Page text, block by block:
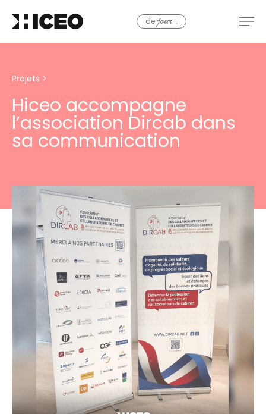
dejour...
Projets >
Hiceo accompagne
l’association Dircab dans
sa communication